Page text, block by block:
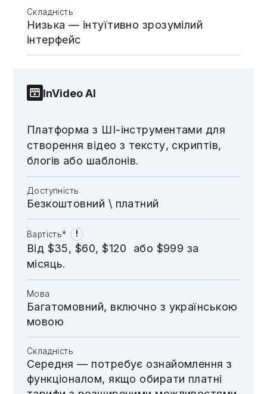
Складність
Низька — інтуїтивно зрозумілий
інтерфейс
InVideo AI
Платформа з ШI-інструментами для
створення відео з тексту, скриптів,
блогів або шаблонів.
Доступність
Безкоштовний \​​​​ платний
Вартість* !
Від $35, $60, $120 або $999 за
місяць.
Мова
Багатомовний, включно з українською
мовою
Складність
Середня — потребує ознайомлення з
функціоналом, якщо обирати платні